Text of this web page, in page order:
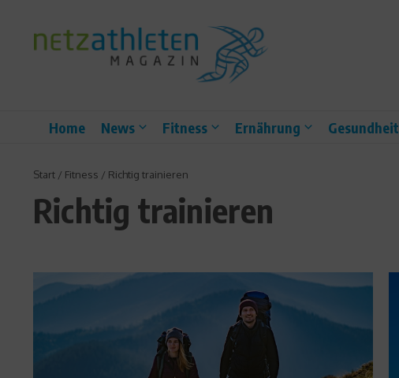
Home News Fitness Ernährung Gesundheit
Start / Fitness / Richtig trainieren
Richtig trainieren